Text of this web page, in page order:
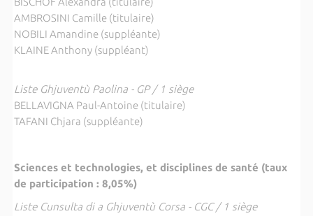
AMBROSINI Camille (titulaire)
NOBILI Amandine (suppléante)
KLAINE Anthony (suppléant)
Liste Ghjuventù Paolina - GP / 1 siège
BELLAVIGNA Paul-Antoine (titulaire)
TAFANI Chjara (suppléante)
Sciences et technologies, et disciplines de santé (taux
de participation : 8,05%)
Liste Cunsulta di a Ghjuventù Corsa - CGC / 1 siège